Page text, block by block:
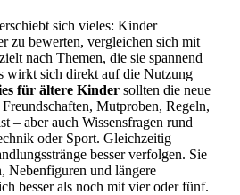
sich vieles: Kinder
zu bewerten, vergleichen sich mit
nach Themen, die sie spannend
wirkt sich direkt auf die Nutzung
für ältere Kinder sollten die neue
Mutproben, Regeln,
– aber auch Wissensfragen rund
oder Sport. Gleichzeitig
besser verfolgen. Sie
Nebenfiguren und längere
besser als noch mit vier oder fünf.